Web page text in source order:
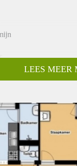
van de Eigenaar
van de Eigenaar
LEES MEER